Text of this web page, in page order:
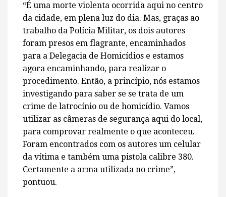
“É uma morte violenta ocorrida aqui no centro
da cidade, em plena luz do dia. Mas, graças ao
trabalho da Polícia Militar, os dois autores
foram presos em flagrante, encaminhados
para a Delegacia de Homicídios e estamos
agora encaminhando, para realizar o
procedimento. Então, a princípio, nós estamos
investigando para saber se se trata de um
crime de latrocínio ou de homicídio. Vamos
utilizar as câmeras de segurança aqui do local,
para comprovar realmente o que aconteceu.
Foram encontrados com os autores um celular
da vítima e também uma pistola calibre 380.
Certamente a arma utilizada no crime”,
pontuou.